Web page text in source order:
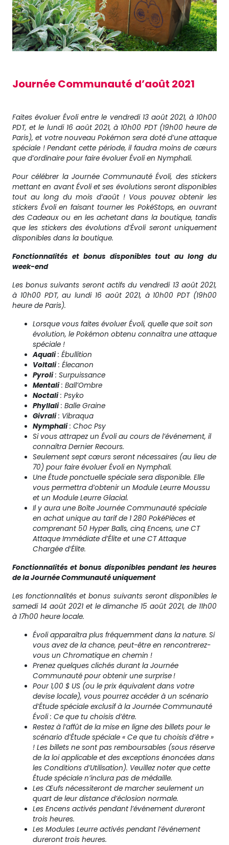
Journée Communauté d’août 2021
Faites évoluer Évoli entre le vendredi 13 août 2021, à 10h00
PDT, et le lundi 16 août 2021, à 10h00 PDT (19h00 heure de
Paris), et votre nouveau Pokémon sera doté d’une attaque
spéciale ! Pendant cette période, il faudra moins de cœurs
que d’ordinaire pour faire évoluer Évoli en Nymphali.
Pour célébrer la Journée Communauté Évoli, des stickers
mettant en avant Évoli et ses évolutions seront disponibles
tout au long du mois d’août ! Vous pouvez obtenir les
stickers Évoli en faisant tourner les PokéStops, en ouvrant
des Cadeaux ou en les achetant dans la boutique, tandis
que les stickers des évolutions d’Évoli seront uniquement
disponibles dans la boutique.
Fonctionnalités et bonus disponibles tout au long du
week-end
Les bonus suivants seront actifs du vendredi 13 août 2021,
à 10h00 PDT, au lundi 16 août 2021, à 10h00 PDT (19h00
heure de Paris).
Lorsque vous faites évoluer Évoli, quelle que soit son
évolution, le Pokémon obtenu connaîtra une attaque
spéciale !
Aquali: Ébullition
Voltali: Élecanon
Pyroli: Surpuissance
Mentali: Ball’Ombre
Noctali: Psyko
Phyllali: Balle Graine
Givrali: Vibraqua
Nymphali: Choc Psy
Si vous attrapez un Évoli au cours de l’événement, il
connaîtra Dernier Recours.
Seulement sept cœurs seront nécessaires (au lieu de
70) pour faire évoluer Évoli en Nymphali.
Une Étude ponctuelle spéciale sera disponible. Elle
vous permettra d’obtenir un Module Leurre Moussu
et un Module Leurre Glacial.
Il y aura une Boîte Journée Communauté spéciale
en achat unique au tarif de 1 280 PokéPièces et
comprenant 50 Hyper Balls, cinq Encens, une CT
Attaque Immédiate d’Élite et une CT Attaque
Chargée d’Élite.
Fonctionnalités et bonus disponibles pendant les heures
de la Journée Communauté uniquement
Les fonctionnalités et bonus suivants seront disponibles le
samedi 14 août 2021 et le dimanche 15 août 2021, de 11h00
à 17h00 heure locale.
Évoli apparaîtra plus fréquemment dans la nature. Si
vous avez de la chance, peut-être en rencontrerez-
vous un Chromatique en chemin !
Prenez quelques clichés durant la Journée
Communauté pour obtenir une surprise !
Pour 1,00 $ US (ou le prix équivalent dans votre
devise locale), vous pourrez accéder à un scénario
d’Étude spéciale exclusif à la Journée Communauté
Évoli : Ce que tu choisis d’être.
Restez à l’affût de la mise en ligne des billets pour le
scénario d’Étude spéciale « Ce que tu choisis d’être »
! Les billets ne sont pas remboursables (sous réserve
de la loi applicable et des exceptions énoncées dans
les Conditions d’Utilisation). Veuillez noter que cette
Étude spéciale n’inclura pas de médaille.
Les Œufs nécessiteront de marcher seulement un
quart de leur distance d’éclosion normale.
Les Encens activés pendant l’événement dureront
trois heures.
Les Modules Leurre activés pendant l’événement
dureront trois heures.